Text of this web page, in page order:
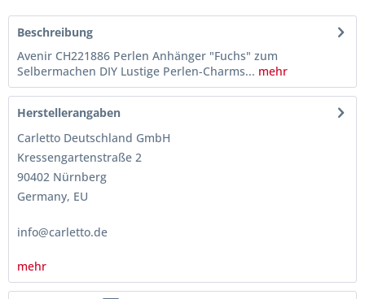
Beschreibung
Avenir CH221886 Perlen Anhänger "Fuchs" zum
Selbermachen DIY Lustige Perlen-Charms... mehr
Herstellerangaben
Carletto Deutschland GmbH
Kressengartenstraße 2
90402 Nürnberg
Germany, EU
info@carletto.de
mehr